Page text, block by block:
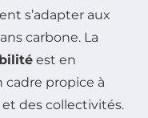
s’adapter aux
carbone. La
est en
propice à
des collectivités.